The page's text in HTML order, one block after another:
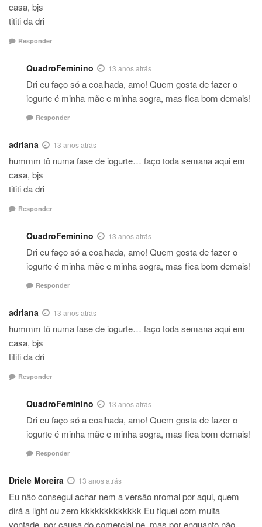
casa, bjs
tititi da dri
Responder
QuadroFeminino 13 anos atrás
Dri eu faço só a coalhada, amo! Quem gosta de fazer o
iogurte é minha mãe e minha sogra, mas fica bom demais!
Responder
adriana 13 anos atrás
hummm tô numa fase de iogurte… faço toda semana aqui em
casa, bjs
tititi da dri
Responder
QuadroFeminino 13 anos atrás
Dri eu faço só a coalhada, amo! Quem gosta de fazer o
iogurte é minha mãe e minha sogra, mas fica bom demais!
Responder
adriana 13 anos atrás
hummm tô numa fase de iogurte… faço toda semana aqui em
casa, bjs
tititi da dri
Responder
QuadroFeminino 13 anos atrás
Dri eu faço só a coalhada, amo! Quem gosta de fazer o
iogurte é minha mãe e minha sogra, mas fica bom demais!
Responder
Driele Moreira 13 anos atrás
Eu não consegui achar nem a versão nromal por aqui, quem
dirá a light ou zero kkkkkkkkkkkkk Eu fiquei com muita
vontade, por causa do comercial ne, mas por enquanto não